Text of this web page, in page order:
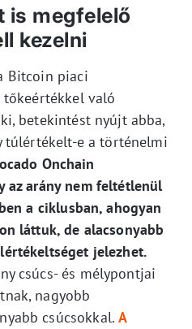
is megfelelő
kezelni
Bitcoin piaci
való
betekintést nyújt abba,
túlértékelt-e a történelmi
Onchain
az arány nem feltétlenül
a ciklusban, ahogyan
láttuk, de alacsonyabb
jelezhet.
csúcs- és mélypontjai
nagyobb
csúcsokkal.A